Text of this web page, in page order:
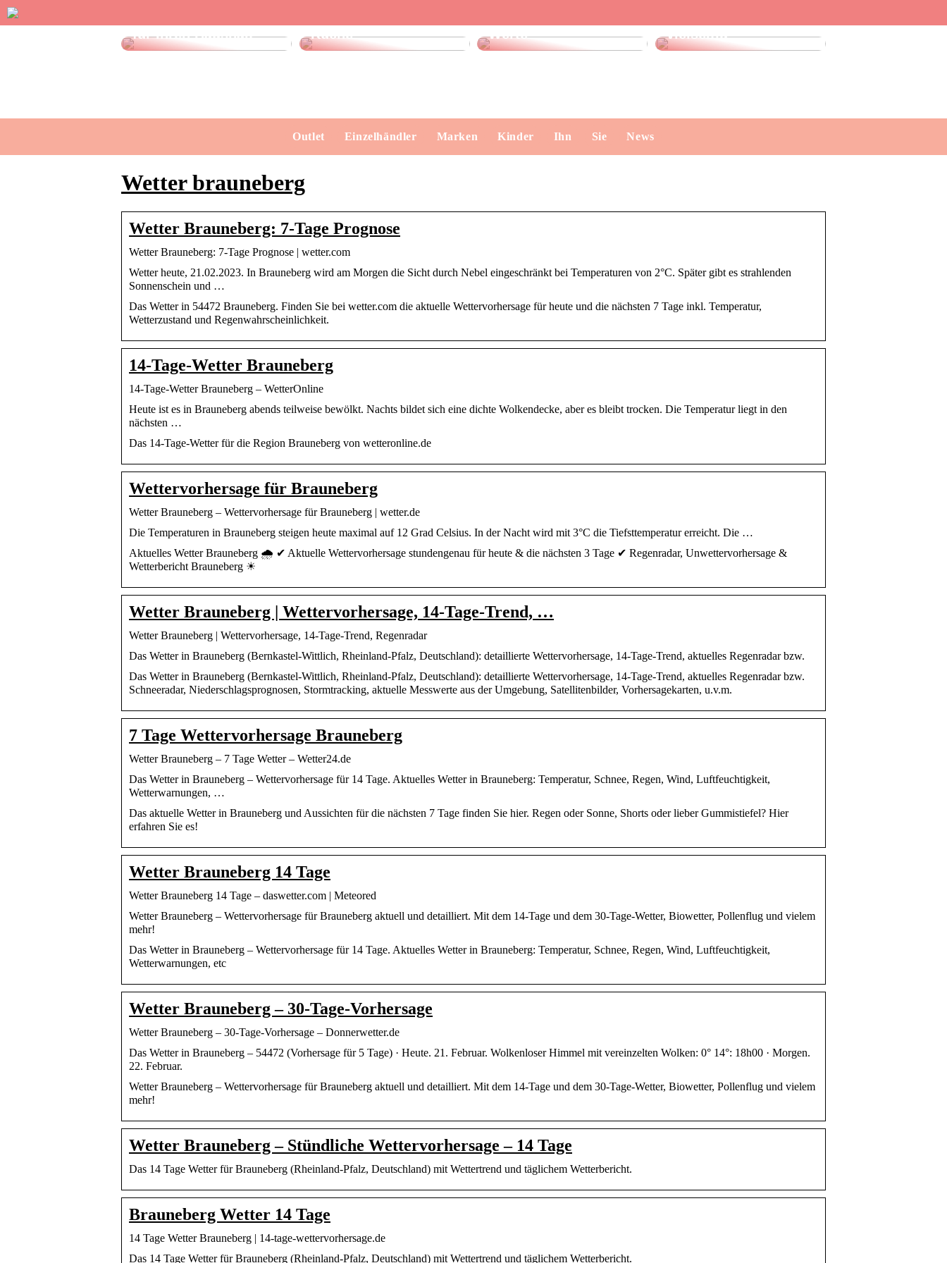
für Ihren Haushalt
Küche
Werte
vielseitig
Outlet Einzelhändler Marken Kinder Ihn Sie News
Wetter brauneberg
Wetter Brauneberg: 7-Tage Prognose
Wetter Brauneberg: 7-Tage Prognose | wetter.com
Wetter heute, 21.02.2023. In Brauneberg wird am Morgen die Sicht durch Nebel eingeschränkt bei Temperaturen von 2°C. Später gibt es strahlenden
Sonnenschein und …
Das Wetter in 54472 Brauneberg. Finden Sie bei wetter.com die aktuelle Wettervorhersage für heute und die nächsten 7 Tage inkl. Temperatur,
Wetterzustand und Regenwahrscheinlichkeit.
14-Tage-Wetter Brauneberg
14-Tage-Wetter Brauneberg – WetterOnline
Heute ist es in Brauneberg abends teilweise bewölkt. Nachts bildet sich eine dichte Wolkendecke, aber es bleibt trocken. Die Temperatur liegt in den
nächsten …
Das 14-Tage-Wetter für die Region Brauneberg von wetteronline.de
Wettervorhersage für Brauneberg
Wetter Brauneberg – Wettervorhersage für Brauneberg | wetter.de
Die Temperaturen in Brauneberg steigen heute maximal auf 12 Grad Celsius. In der Nacht wird mit 3°C die Tiefsttemperatur erreicht. Die …
Aktuelles Wetter Brauneberg 🌧️ ✔ Aktuelle Wettervorhersage stundengenau für heute & die nächsten 3 Tage ✔ Regenradar, Unwettervorhersage &
Wetterbericht Brauneberg ☀
Wetter Brauneberg | Wettervorhersage, 14-Tage-Trend, …
Wetter Brauneberg | Wettervorhersage, 14-Tage-Trend, Regenradar
Das Wetter in Brauneberg (Bernkastel-Wittlich, Rheinland-Pfalz, Deutschland): detaillierte Wettervorhersage, 14-Tage-Trend, aktuelles Regenradar bzw.
Das Wetter in Brauneberg (Bernkastel-Wittlich, Rheinland-Pfalz, Deutschland): detaillierte Wettervorhersage, 14-Tage-Trend, aktuelles Regenradar bzw.
Schneeradar, Niederschlagsprognosen, Stormtracking, aktuelle Messwerte aus der Umgebung, Satellitenbilder, Vorhersagekarten, u.v.m.
7 Tage Wettervorhersage Brauneberg
Wetter Brauneberg – 7 Tage Wetter – Wetter24.de
Das Wetter in Brauneberg – Wettervorhersage für 14 Tage. Aktuelles Wetter in Brauneberg: Temperatur, Schnee, Regen, Wind, Luftfeuchtigkeit,
Wetterwarnungen, …
Das aktuelle Wetter in Brauneberg und Aussichten für die nächsten 7 Tage finden Sie hier. Regen oder Sonne, Shorts oder lieber Gummistiefel? Hier
erfahren Sie es!
Wetter Brauneberg 14 Tage
Wetter Brauneberg 14 Tage – daswetter.com | Meteored
Wetter Brauneberg – Wettervorhersage für Brauneberg aktuell und detailliert. Mit dem 14-Tage und dem 30-Tage-Wetter, Biowetter, Pollenflug und vielem
mehr!
Das Wetter in Brauneberg – Wettervorhersage für 14 Tage. Aktuelles Wetter in Brauneberg: Temperatur, Schnee, Regen, Wind, Luftfeuchtigkeit,
Wetterwarnungen, etc
Wetter Brauneberg – 30-Tage-Vorhersage
Wetter Brauneberg – 30-Tage-Vorhersage – Donnerwetter.de
Das Wetter in Brauneberg – 54472 (Vorhersage für 5 Tage) · Heute. 21. Februar. Wolkenloser Himmel mit vereinzelten Wolken: 0° 14°: 18h00 · Morgen.
22. Februar.
Wetter Brauneberg – Wettervorhersage für Brauneberg aktuell und detailliert. Mit dem 14-Tage und dem 30-Tage-Wetter, Biowetter, Pollenflug und vielem
mehr!
Wetter Brauneberg – Stündliche Wettervorhersage – 14 Tage
Das 14 Tage Wetter für Brauneberg (Rheinland-Pfalz, Deutschland) mit Wettertrend und täglichem Wetterbericht.
Brauneberg Wetter 14 Tage
14 Tage Wetter Brauneberg | 14-tage-wettervorhersage.de
Das 14 Tage Wetter für Brauneberg (Rheinland-Pfalz, Deutschland) mit Wettertrend und täglichem Wetterbericht.